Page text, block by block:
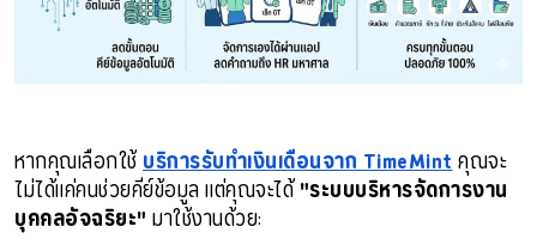
หากคุณเลือกใช้ บริการรับทำเงินเดือนจาก TimeMint คุณจะ
ไม่ได้แค่คนช่วยคีย์ข้อมูล แต่คุณจะได้ "ระบบบริหารจัดการงาน
บุคคลอัจฉริยะ" มาใช้งานด้วย: